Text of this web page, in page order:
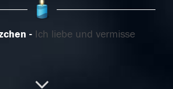
Ich liebe und vermisse